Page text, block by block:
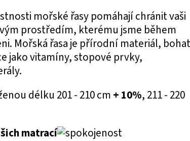
mořské řasy pomáhají chránit vaši
prostředím, kterému jsme během
Mořská řasa je přírodní materiál,
jako vitamíny, stopové prvky,
délku 201 - 210 cm+ 10%, 211 - 220
matrací